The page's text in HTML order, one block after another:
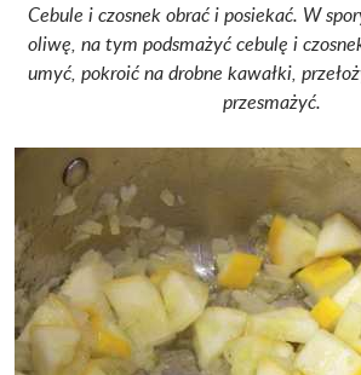
Cebule i czosnek obrać i posiekać. W
oliwę, na tym podsmażyć cebulę i
umyć, pokroić na drobne kawałki,
przesmażyć.